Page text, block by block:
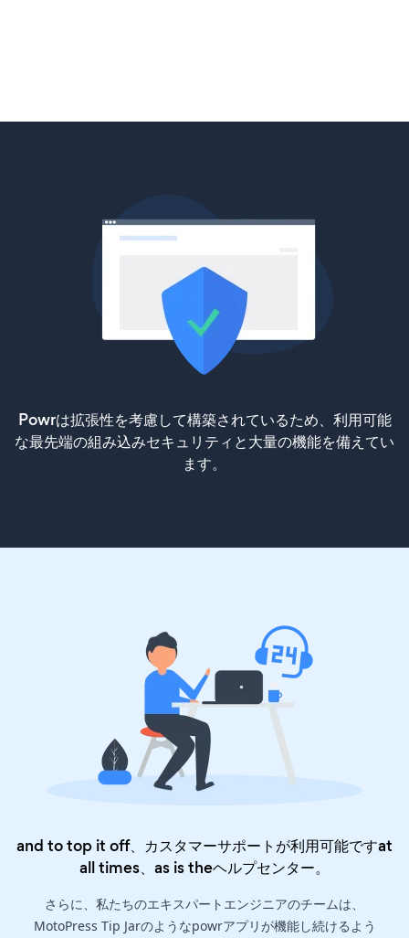
Powrは拡張性を考慮して構築されているため、利用可能
な最先端の組み込みセキュリティと大量の機能を備えてい
ます。
and to top it off、カスタマーサポートが利用可能ですat
all times、as is theヘルプセンター。
さらに、私たちのエキスパートエンジニアのチームは、
MotoPress Tip Jarのようなpowrアプリが機能し続けるよう